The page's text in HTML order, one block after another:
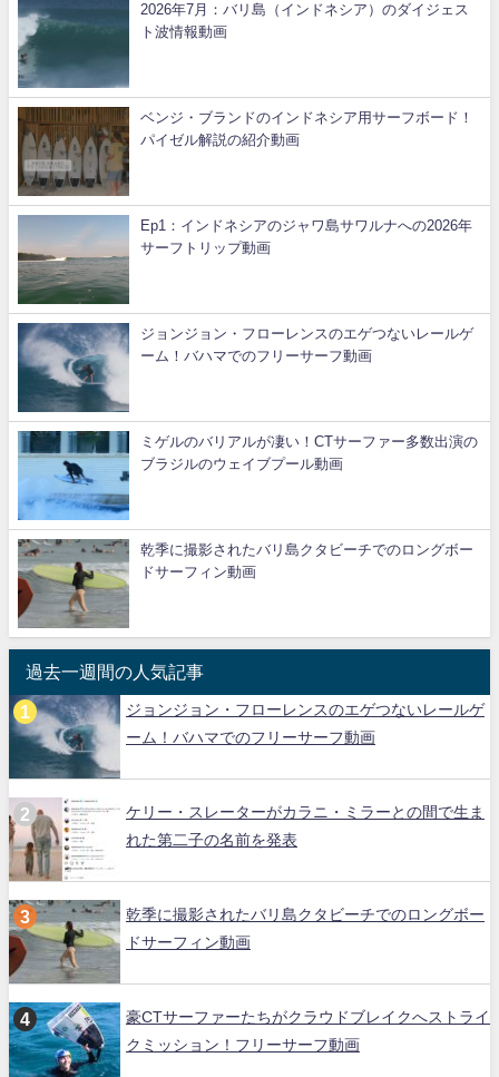
2026年7月：バリ島（インドネシア）のダイジェス
ト波情報動画
ベンジ・ブランドのインドネシア用サーフボード！
パイゼル解説の紹介動画
Ep1：インドネシアのジャワ島サワルナへの2026年
サーフトリップ動画
ジョンジョン・フローレンスのエゲつないレールゲ
ーム！バハマでのフリーサーフ動画
ミゲルのバリアルが凄い！CTサーファー多数出演の
ブラジルのウェイブプール動画
乾季に撮影されたバリ島クタビーチでのロングボー
ドサーフィン動画
過去一週間の人気記事
ジョンジョン・フローレンスのエゲつないレールゲ
ーム！バハマでのフリーサーフ動画
ケリー・スレーターがカラニ・ミラーとの間で生ま
れた第二子の名前を発表
乾季に撮影されたバリ島クタビーチでのロングボー
ドサーフィン動画
豪CTサーファーたちがクラウドブレイクへストライ
クミッション！フリーサーフ動画